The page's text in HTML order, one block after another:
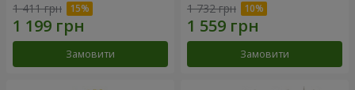
1 411 грн
Замовити
1 732 грн
Замовити